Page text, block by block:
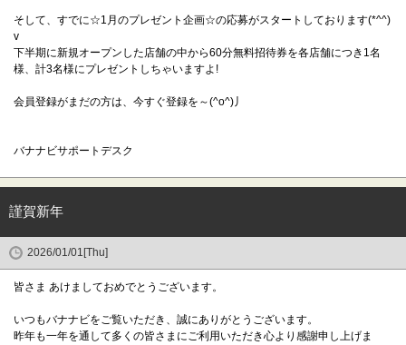
そして、すでに☆1月のプレゼント企画☆の応募がスタートしております(*^^)
v
下半期に新規オープンした店舗の中から60分無料招待券を各店舗につき1名
様、計3名様にプレゼントしちゃいますよ!
会員登録がまだの方は、今すぐ登録を～(^o^)丿
バナナビサポートデスク
謹賀新年
2026/01/01[Thu]
皆さま あけましておめでとうございます。
いつもバナナビをご覧いただき、誠にありがとうございます。
昨年も一年を通して多くの皆さまにご利用いただき心より感謝申し上げま